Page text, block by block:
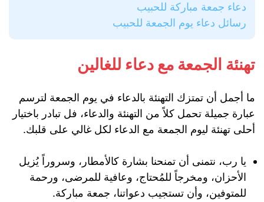
دعاء جمعة مباركة للحبيب
رسائل دعاء يوم الجمعة للحبيب
تهنئة الجمعة مع دعاء للغالين
ما أجمل أن تمتزك التهنئة بالدعاء في يوم الجمعة لترسم
عبارة جميلة تحمل كلاً من التهنئة والدعاء، فل تبادر باختيار
أحلى تهنئة ليوم الجمعة مع الدعاء لكل غالي على قلبك.
يا رب، نتمنى أن تمنحنا بشارة كالأمطار، وسروراً يُزيل
الأحزان، ومخرجاً للمُحتاج، وعافية للمرضى، ورحمة
للمتوفين، وأن تستجيب دعواتنا، جمعة مباركة.